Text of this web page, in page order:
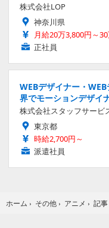
株式会社LOP
神奈川県
月給20万3,800円～
正社員
WEBデザイナー・
界でモーションデザイ
株式会社スタッフサービ
東京都
時給2,700円～
派遣社員
ホーム › その他 › アニメ › 記事